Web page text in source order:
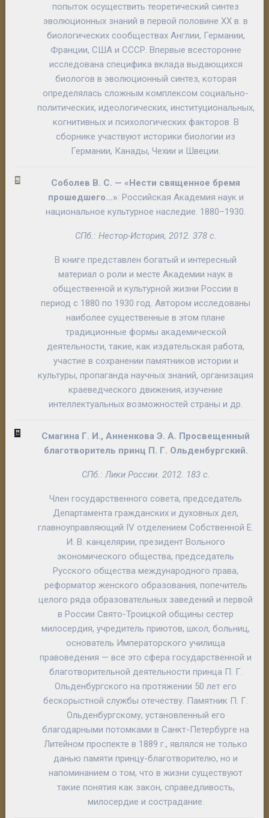
попыток осуществить теоретический синтез
эволюционных знаний в первой половине XX в. в
биологических сообществах Англии, Германии,
Франции, США и СССР. Впервые всесторонне
исследована специфика вклада выдающихся
биологов в эволюционный синтез, которая
определялась сложным комплексом социально-
политических, идеологических, институциональных,
когнитивных и психологических факторов. В
сборнике участвуют историки биологии из
Германии, Канады, Чехии и Швеции.
Соболев В. С. —«Нести священное бремя
прошедшего…»: Российская Академия наук и
национальное культурное наследие. 1880–1930.
СПб.: Нестор-История, 2012. 378 с.
В книге представлен богатый и интересный
материал о роли и месте Академии наук в
общественной и культурной жизни России в
период с 1880 по 1930 год. Автором исследованы
наиболее существенные в этом плане
традиционные формы академической
деятельности, такие, как издательская работа,
участие в сохранении памятников истории и
культуры, пропаганда научных знаний, организация
краеведческого движения, изучение
интеллектуальных возможностей страны и др.
Смагина Г. И., Анненкова Э. А. Просвещенный
благотворитель принц П. Г. Ольденбургский.
СПб.: Лики России. 2012. 183 с.
Член государственного совета, председатель
Департамента гражданских и духовных дел,
главноуправляющий IV отделением Собственной Е.
И. В. канцелярии, президент Вольного
экономического общества, председатель
Русского общества международного права,
реформатор женского образования, попечитель
целого ряда образовательных заведений и первой
в России Свято-Троицкой общины сестер
милосердия, учредитель приютов, школ, больниц,
основатель Императорского училища
правоведения — все это сфера государственной и
благотворительной деятельности принца П. Г.
Ольденбургского на протяжении 50 лет его
бескорыстной службы отечеству. Памятник П. Г.
Ольденбургскому, установленный его
благодарными потомками в Санкт-Петербурге на
Литейном проспекте в 1889 г., являлся не только
данью памяти принцу-благотворителю, но и
напоминанием о том, что в жизни существуют
такие понятия как закон, справедливость,
милосердие и сострадание.